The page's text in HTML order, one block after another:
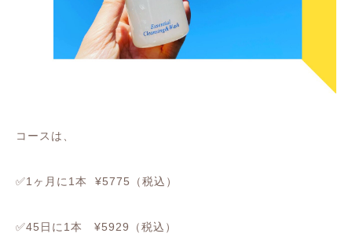
コースは、
✅1 ヶ月に 1 本 ¥5775 （税込）
✅45 日に 1 本 ¥5929 （税込）